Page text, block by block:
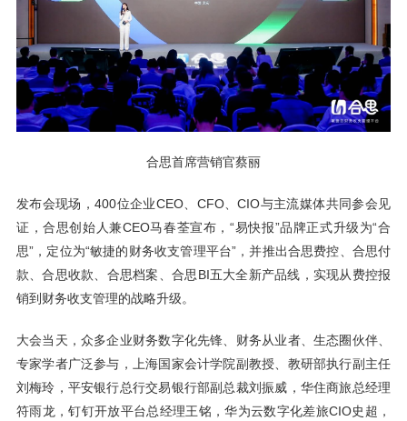
合思首席营销官蔡丽
发布会现场，400位企业CEO、CFO、CIO与主流媒体共同参会见
证，合思创始人兼CEO马春荃宣布，“易快报”品牌正式升级为“合
思”，定位为“敏捷的财务收支管理平台”，并推出合思费控、合思付
款、合思收款、合思档案、合思BI五大全新产品线，实现从费控报
销到财务收支管理的战略升级。
大会当天，众多企业财务数字化先锋、财务从业者、生态圈伙伴、
专家学者广泛参与，上海国家会计学院副教授、教研部执行副主任
刘梅玲，平安银行总行交易银行部副总裁刘振威，华住商旅总经理
符雨龙，钉钉开放平台总经理王铭，华为云数字化差旅CIO史超，